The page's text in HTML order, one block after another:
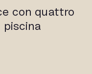
con quattro
piscina